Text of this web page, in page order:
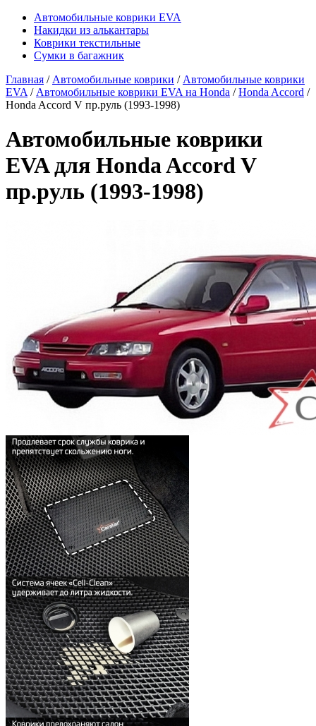
Автомобильные коврики EVA
Накидки из алькантары
Коврики текстильные
Сумки в багажник
Главная / Автомобильные коврики / Автомобильные коврики
EVA / Автомобильные коврики EVA на Honda /Honda Accord /
Honda Accord V пр.руль (1993-1998)
Автомобильные коврики
EVA для Honda Accord V
пр.руль (1993-1998)